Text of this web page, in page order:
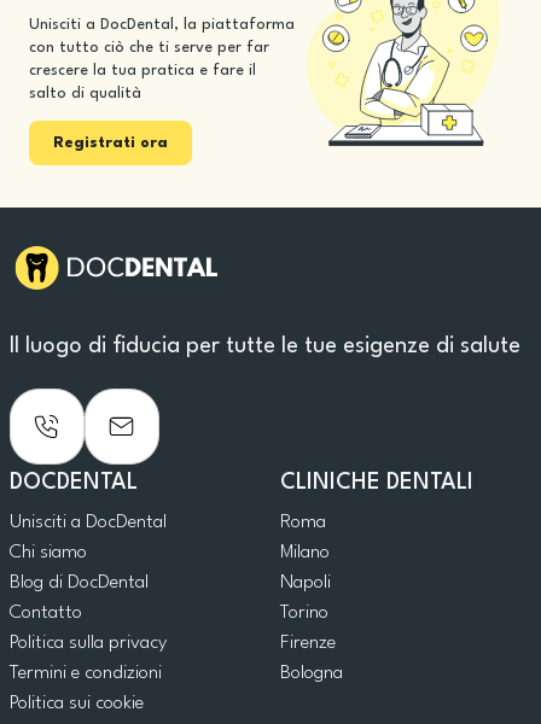
Unisciti a DocDental, la piattaforma
con tutto ciò che ti serve per far
crescere la tua pratica e fare il
salto di qualità
Registrati ora
Il luogo di fiducia per tutte le tue esigenze di salute
DOCDENTAL
Unisciti a DocDental
Chi siamo
Blog di DocDental
Contatto
Politica sulla privacy
Termini e condizioni
Politica sui cookie
CLINICHE DENTALI
Roma
Milano
Napoli
Torino
Firenze
Bologna